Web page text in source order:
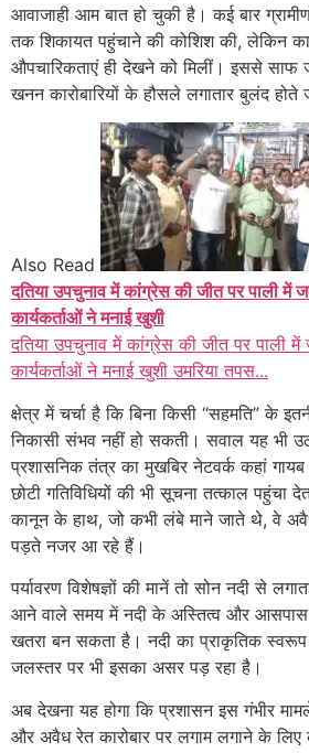
आवाजाही आम बात हो चुकी है। कई बार
तक शिकायत पहुंचाने की कोशिश की, लेकिन
औपचारिकताएं ही देखने को मिलीं। इससे साफ
खनन कारोबारियों के हौसले लगातार बुलंद होते
Also Read
दतिया उपचुनाव में कांग्रेस की जीत पर पाली में
कार्यकर्ताओं ने मनाई खुशी
दतिया उपचुनाव में कांग्रेस की जीत पर पाली में
कार्यकर्ताओं ने मनाई खुशी उमरिया तपस...
क्षेत्र में चर्चा है कि बिना किसी “सहमति” के
निकासी संभव नहीं हो सकती। सवाल यह भी
प्रशासनिक तंत्र का मुखबिर नेटवर्क कहां
छोटी गतिविधियों की भी सूचना तत्काल पहुंचा
कानून के हाथ, जो कभी लंबे माने जाते थे, वे
पड़ते नजर आ रहे हैं।
पर्यावरण विशेषज्ञों की मानें तो सोन नदी से
आने वाले समय में नदी के अस्तित्व और आसपास
खतरा बन सकता है। नदी का प्राकृतिक
जलस्तर पर भी इसका असर पड़ रहा है।
अब देखना यह होगा कि प्रशासन इस गंभीर
और अवैध रेत कारोबार पर लगाम लगाने के लिए